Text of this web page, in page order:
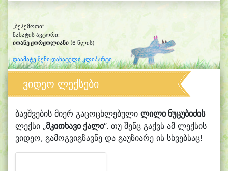
„ბეჰემოთი“
ნახატის ავტორი:
იოანე ჟორჟოლიანი (6 წლის)
დაამატე შენი დახატული კლიპარტი
ვიდეო ლექსები
ბავშვების მიერ გაცოცხლებული ლილი ნუცუბიძის
ლექსი „მკითხავი ქალი“. თუ შენც გაქვს ამ ლექსის
ვიდეო, გამოგვიგზავნე და გაუზიარე ის სხვებსაც!